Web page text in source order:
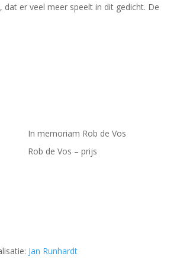
er veel meer speelt in dit gedicht. De
In memoriam Rob de Vos
Rob de Vos – prijs
Jan Runhardt